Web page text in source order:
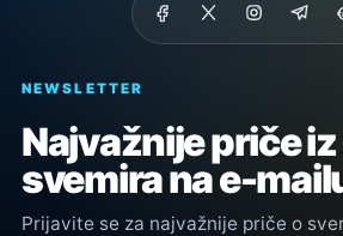
NEWSLETTER
Najvažnije priče iz
svemira na e-
Prijavite se za najvažnije priče o